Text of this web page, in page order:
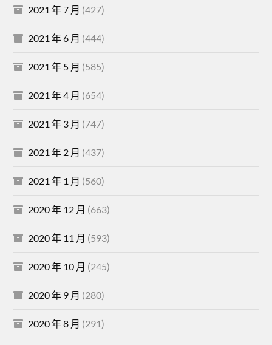
2021 年 7 月 (427)
2021 年 6 月 (444)
2021 年 5 月 (585)
2021 年 4 月 (654)
2021 年 3 月 (747)
2021 年 2 月 (437)
2021 年 1 月 (560)
2020 年 12 月 (663)
2020 年 11 月 (593)
2020 年 10 月 (245)
2020 年 9 月 (280)
2020 年 8 月 (291)